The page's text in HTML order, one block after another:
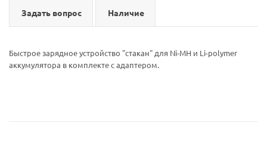
Задать вопрос Наличие
Быстрое зарядное устройство "стакан" для Ni-MH и Li-polymer
аккумулятора в комплекте с адаптером.